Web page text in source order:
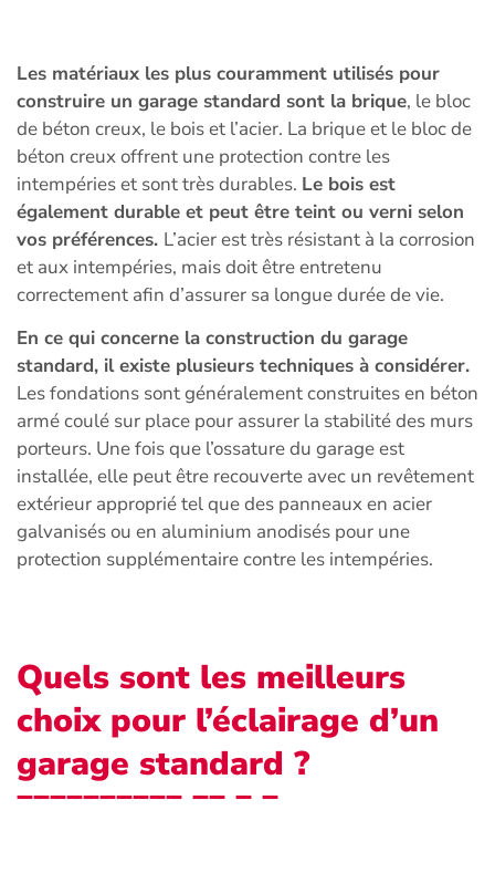
Les matériaux les plus couramment utilisés pour
construire un garage standard sont la brique, le bloc
de béton creux, le bois et l’acier. La brique et le bloc de
béton creux offrent une protection contre les
intempéries et sont très durables. Le bois est
également durable et peut être teint ou verni selon
vos préférences. L’acier est très résistant à la corrosion
et aux intempéries, mais doit être entretenu
correctement afin d’assurer sa longue durée de vie.
En ce qui concerne la construction du garage
standard, il existe plusieurs techniques à considérer.
Les fondations sont généralement construites en béton
armé coulé sur place pour assurer la stabilité des murs
porteurs. Une fois que l’ossature du garage est
installée, elle peut être recouverte avec un revêtement
extérieur approprié tel que des panneaux en acier
galvanisés ou en aluminium anodisés pour une
protection supplémentaire contre les intempéries.
Quels sont les meilleurs
choix pour l’éclairage d’un
garage standard ?